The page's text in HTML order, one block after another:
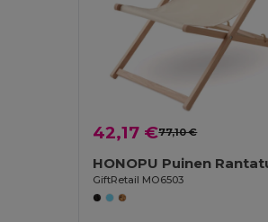
42,17 €77,10 €
GiftRetail MO6503